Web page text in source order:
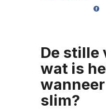
De stille
wat is
slim?